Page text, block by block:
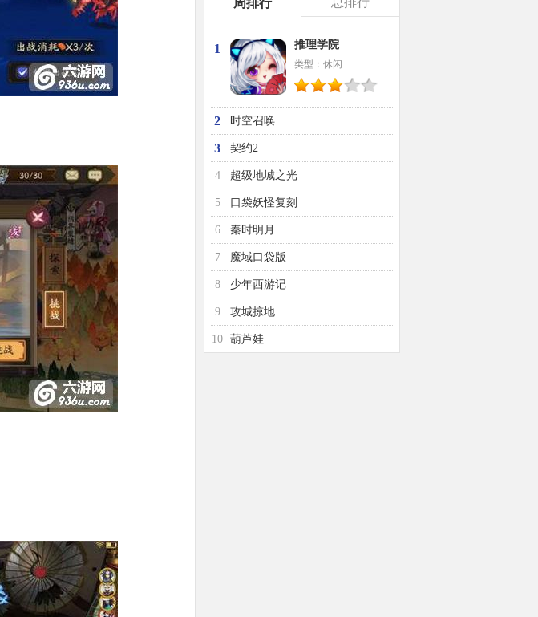
周排行
1 推理学院
类型：休闲
2 时空召唤
3 契约2
4 超级地城之光
5 口袋妖怪复刻
6 秦时明月
7 魔域口袋版
8 少年西游记
9 攻城掠地
10 葫芦娃